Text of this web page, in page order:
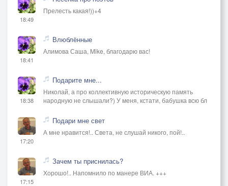
18:49
Прелесть какая!))+4
18:41
Влюблённые
Алимова Саша, Mike, благодарю вас!
18:38
Подарите мне...
Николай, а про коллективную историческую память
народную не слышали?) У меня, кстати, бабушка всю бл
17:20
Подари мне свет
А мне нравится!.. Света, не слушай никого, пой!..
17:15
Зачем ты приснилась?
Хорошо!.. Напомнило по манере ВИА. +++